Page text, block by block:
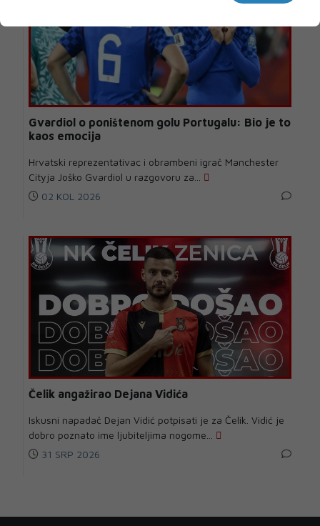
Gvardiol o poništenom golu Portugalu: Bio je to
kaos emocija
Hrvatski reprezentativac i obrambeni igrač Manchester
Cityja Joško Gvardiol u razgovoru za...
02 KOL 2026
Čelik angažirao Dejana Vidića
Iskusni napadač Dejan Vidić potpisati je za Čelik. Vidić je
dobro poznato ime ljubiteljima nogome...
31 SRP 2026